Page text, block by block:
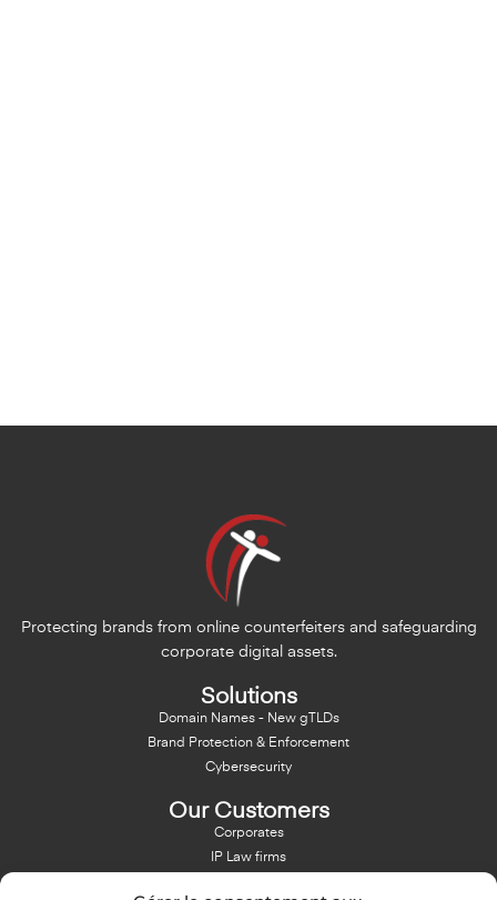
Protecting brands from online counterfeiters and safeguarding
corporate digital assets.
Solutions
Domain Names - New gTLDs
Brand Protection & Enforcement
Cybersecurity
Our Customers
Corporates
IP Law firms